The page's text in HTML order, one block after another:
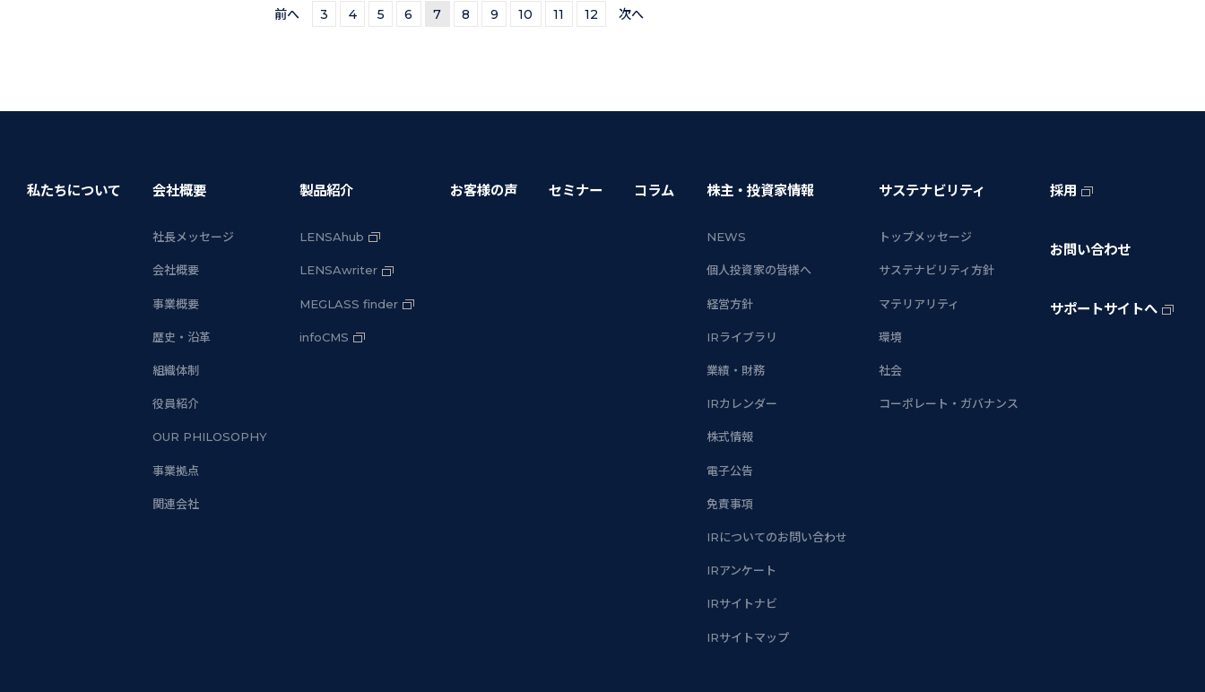
前へ 3 4 5 6 7 8 9 10 11 12 次へ
私たちについて 会社概要
社長メッセージ
会社概要
事業概要
歴史・沿革
組織体制
役員紹介
OUR PHILOSOPHY
事業拠点
関連会社
製品紹介
LENSAhub
LENSAwriter
MEGLASS finder
infoCMS
お客様の声 セミナー コラム 株主・投資家情報
NEWS
個人投資家の皆様へ
経営方針
IRライブラリ
業績・財務
IRカレンダー
株式情報
電子公告
免責事項
IRについてのお問い合わせ
IRアンケート
IRサイトナビ
IRサイトマップ
サステナビリティ
トップメッセージ
サステナビリティ方針
マテリアリティ
環境
社会
コーポレート・ガバナンス
採用
お問い合わせ
サポートサイトへ